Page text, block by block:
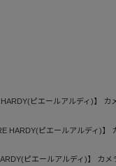
HARDY(ピエールアルディ)】 カ
HARDY(ピエールアルディ)】
ピエールアルディ)】 カ